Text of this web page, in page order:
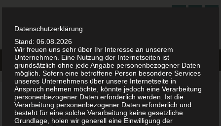
ALLES ZUM THEMA FREISPRUCH
Einstellung des Verfahrens
Die Einstellung eines Verfahrens erfolgt durch ein Urteil in der
Datenschutzerklärung
Stand: 06.08.2026
Wir freuen uns sehr über Ihr Interesse an unserem
Unternehmen. Eine Nutzung der Internetseiten ist
grundsätzlich ohne jede Angabe personenbezogener Daten
möglich. Sofern eine betroffene Person besondere Services
unseres Unternehmens über unsere Internetseite in
Anspruch nehmen möchte, könnte jedoch eine Verarbeitung
personenbezogener Daten erforderlich werden. Ist die
Verarbeitung personenbezogener Daten erforderlich und
besteht für eine solche Verarbeitung keine gesetzliche
Grundlage, holen wir generell eine Einwilligung der